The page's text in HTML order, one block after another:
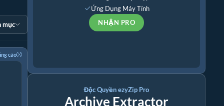
mục
cáo
Ứng Dụng Máy Tính
NHẬN PRO
Độc Quyền ezyZip Pro
Archive Extractor